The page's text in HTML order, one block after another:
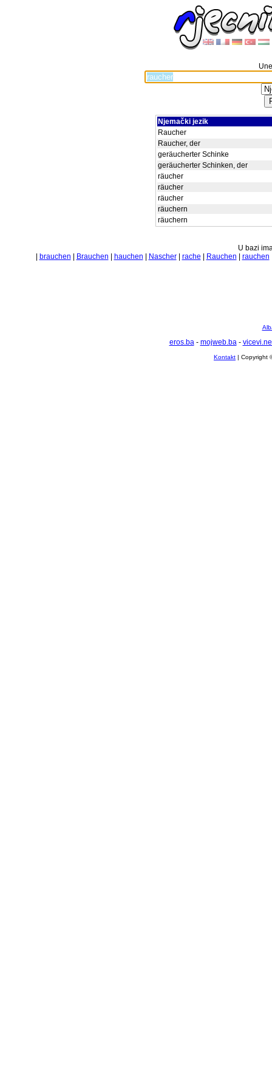
Njemački jezik
Raucher
Raucher, der
geräucherter Schinke
geräucherter Schinken, der
räucher
räucher
räucher
räuchern
räuchern
U bazi
brauchen Brauchen hauchen Nascher| rache Rauchen rauchen
eros.ba- mojweb.ba-
Kontakt | Copyright